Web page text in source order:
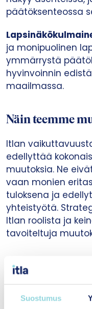
Suostumus
päätöksenteossa
ja monipuolinen
ymmärrystä
hyvinvoinnin
maailmassa.
Näin teemme
Itlan
edellyttää
muutoksia. Ne
vaan monien
tuloksena ja
yhteistyötä.
Itlan roolista ja
tavoiteltuja